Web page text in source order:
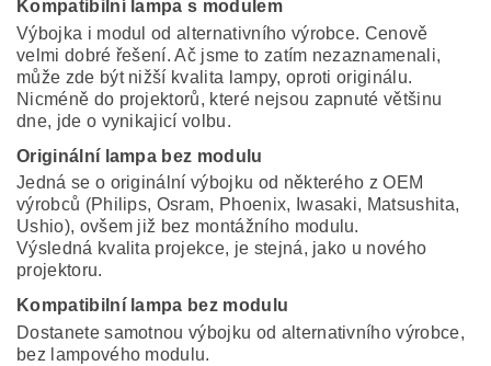
Kompatibilní lampa s modulem
Výbojka i modul od alternativního výrobce. Cenově
velmi dobré řešení. Ač jsme to zatím nezaznamenali,
může zde být nižší kvalita lampy, oproti originálu.
Nicméně do projektorů, které nejsou zapnuté většinu
dne, jde o vynikajicí volbu.
Originální lampa bez modulu
Jedná se o originální výbojku od některého z OEM
výrobců (Philips, Osram, Phoenix, Iwasaki, Matsushita,
Ushio), ovšem již bez montážního modulu.
Výsledná kvalita projekce, je stejná, jako u nového
projektoru.
Kompatibilní lampa bez modulu
Dostanete samotnou výbojku od alternativního výrobce,
bez lampového modulu.